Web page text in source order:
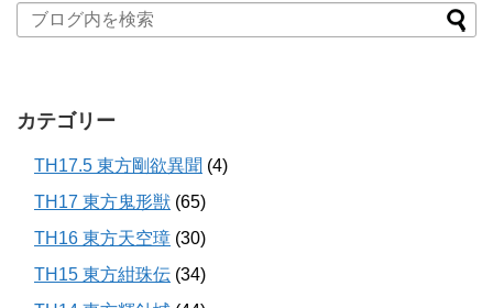
カテゴリー
TH17.5 東方剛欲異聞 (4)
TH17 東方鬼形獣 (65)
TH16 東方天空璋 (30)
TH15 東方紺珠伝 (34)